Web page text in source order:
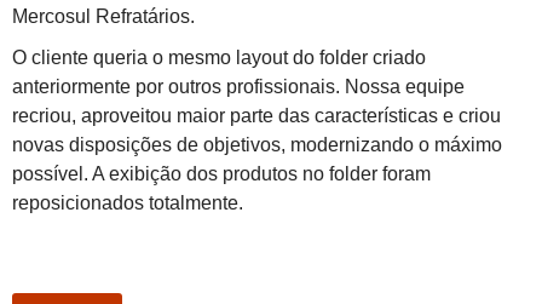
Mercosul Refratários.
O cliente queria o mesmo layout do folder criado
anteriormente por outros profissionais. Nossa equipe
recriou, aproveitou maior parte das características e criou
novas disposições de objetivos, modernizando o máximo
possível. A exibição dos produtos no folder foram
reposicionados totalmente.